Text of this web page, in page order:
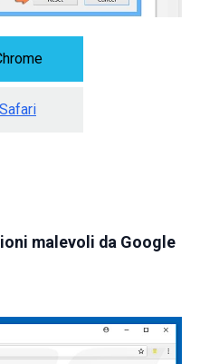
Safari
malevoli da Google